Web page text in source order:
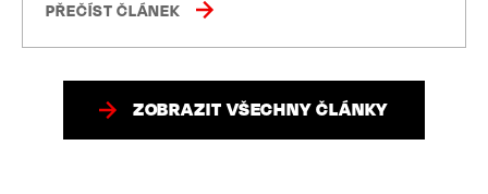
PŘEČÍST ČLÁNEK
ZOBRAZIT VŠECHNY ČLÁNKY